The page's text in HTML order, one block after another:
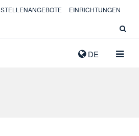
DE
STELLENANGEBOTE EINRICHTUNGEN